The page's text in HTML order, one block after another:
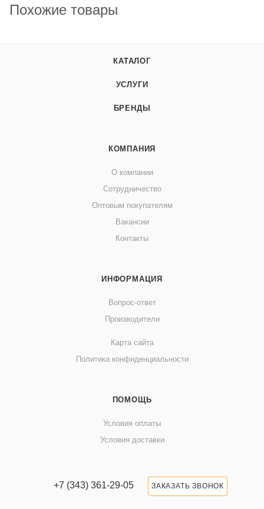
Похожие товары
КАТАЛОГ
УСЛУГИ
БРЕНДЫ
КОМПАНИЯ
О компании
Сотрудничество
Оптовым покупателям
Вакансии
Контакты
ИНФОРМАЦИЯ
Вопрос-ответ
Производители
Карта сайта
Политика конфиденциальности
ПОМОЩЬ
Условия оплаты
Условия доставки
+7 (343) 361-29-05 ЗАКАЗАТЬ ЗВОНОК